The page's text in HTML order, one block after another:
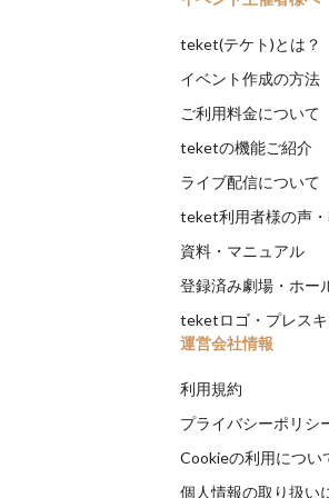
teket(テケト)とは？
イベント作成の方法
ご利用料金について
teketの機能ご紹介
ライブ配信について
teket利用者様の声
資料・マニュアル
登録済み劇場・ホー
teketロゴ・プレスキ
運営会社情報
利用規約
プライバシーポリシ
Cookieの利用につい
個人情報の取り扱い